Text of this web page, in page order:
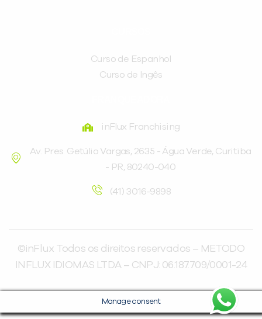
Curso de Espanhol
Curso de Ingês
inFlux Franchising
Av. Pres. Getúlio Vargas, 2635 - Água Verde, Curitiba
- PR, 80240-040
(41) 3016-9898
©inFlux Todos os direitos reservados – METODO
INFLUX IDIOMAS LTDA – CNPJ: 06.187.709/0001-24
Manage consent